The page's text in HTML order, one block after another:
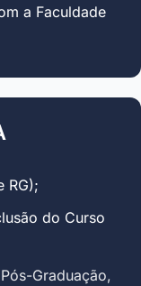
a Faculdade
RG);
do Curso
Graduação,